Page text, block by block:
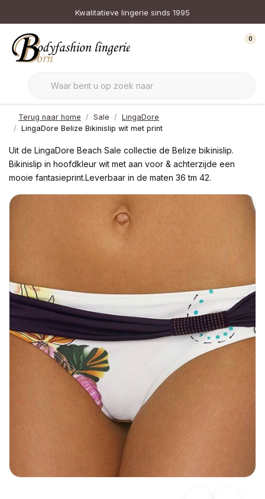
Kwalitatieve lingerie sinds 1995
0
Terug naar home Sale
LingaDore
LingaDore Belize Bikinislip wit met print
Uit de LingaDore Beach Sale collectie de Belize bikinislip.
Bikinislip in hoofdkleur wit met aan voor & achterzijde een
mooie fantasieprint.Leverbaar in de maten 36 tm 42.